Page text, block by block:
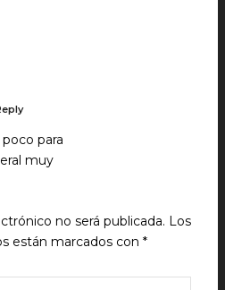
para
muy
no será publicada. Los
están marcados con*